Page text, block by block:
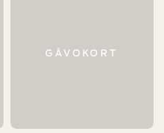
GÅVO­KORT